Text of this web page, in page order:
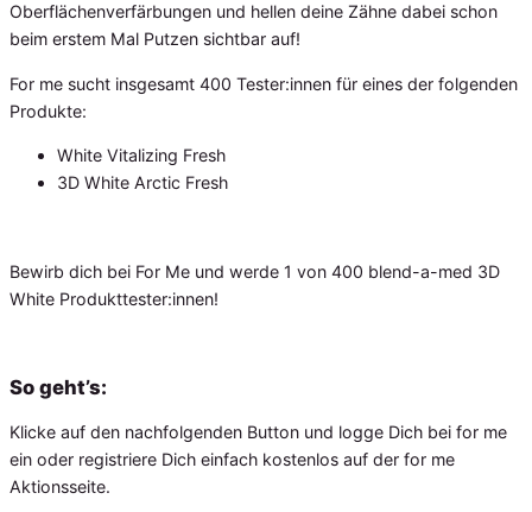
Oberflächenverfärbungen und hellen deine Zähne dabei schon
beim erstem Mal Putzen sichtbar auf!
For me sucht insgesamt 400 Tester:innen für eines der folgenden
Produkte:
White Vitalizing Fresh
3D White Arctic Fresh
Bewirb dich bei For Me und werde 1 von 400 blend-a-med 3D
White Produkttester:innen!
So geht’s:
Klicke auf den nachfolgenden Button und logge Dich bei for me
ein oder registriere Dich einfach kostenlos auf der for me
Aktionsseite.